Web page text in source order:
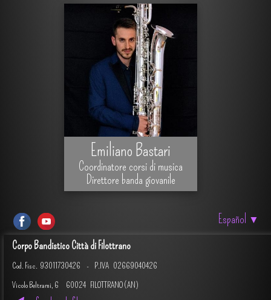
Emiliano Bastari
Coordinatore corsi di musica
Direttore banda giovanile
Español ▼
Corpo Bandistico Città di Filottrano
Cod. Fisc. 93011730426 - P.IVA 02669040426
Vicolo Beltrami, 6 60024 FILOTTRANO (AN)